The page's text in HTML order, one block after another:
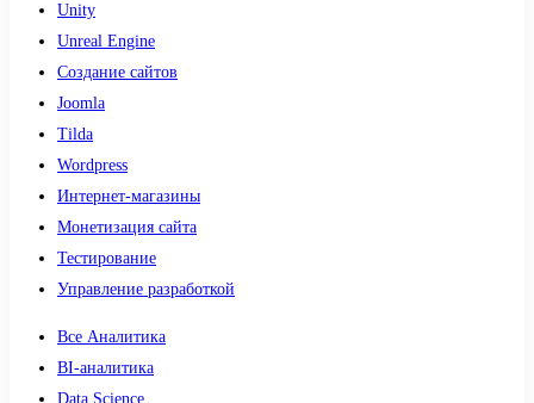
Unity
Unreal Engine
Создание сайтов
Joomla
Tilda
Wordpress
Интернет-магазины
Монетизация сайта
Тестирование
Управление разработкой
Все Аналитика
BI-аналитика
Data Science